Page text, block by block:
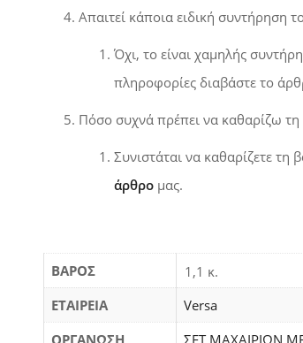
Απαιτεί κάποια ειδική συντήρηση το
Όχι, το είναι χαμηλής
πληροφορίες διαβάστε το
Πόσο συχνά πρέπει να καθαρίζω
Συνιστάται να καθαρίζετε
άρθρομας.
ΒΆΡΟΣ
1,1 κ.
ΕΤΑΙΡΕΙΑ
Versa
ΟΡΓΑΝΩΣΗ
ΣΕΤ ΜΑΧΑΙΡΙΩΝ